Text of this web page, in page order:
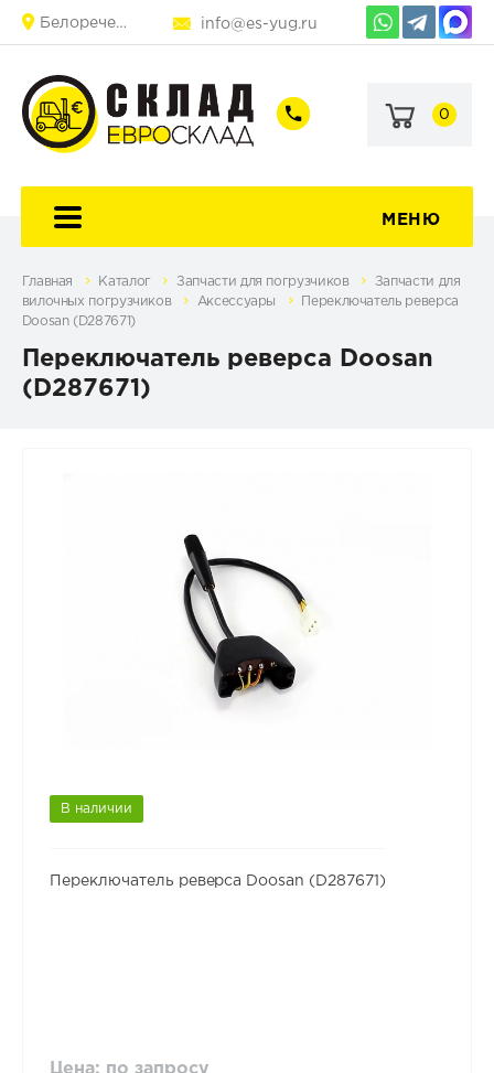
Белореченск info@es-yug.ru
+7
60-
+7
69-
0
МЕНЮ
Главная Каталог Запчасти для погрузчиков
Запчасти для
вилочных погрузчиков
Аксессуары
Переключатель реверса
Doosan (D287671)
Переключатель реверса Doosan
(D287671)
В наличии
Переключатель реверса Doosan (D287671)
Цена: по запросу